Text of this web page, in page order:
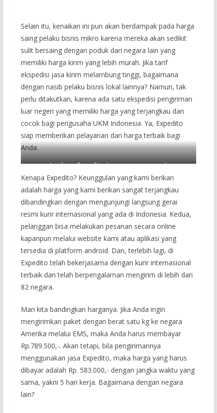
Selain itu, kenaikan ini pun akan berdampak pada harga
saing pelaku bisnis mikro karena mereka akan sedikit
sulit bersaing dengan poduk dari negara lain yang
memiliki harga kirim yang lebih murah. Jika tarif
ekspedisi jasa kirim melambung tinggi, bagaimana
dengan nasib pelaku bisnis lokal lainnya? Namun, tak
perlu ditakutkan, karena ada satu ekspedisi pengiriman
luar negeri yang memiliki harga yang terjangkau dan
cocok bagi pengusaha UKM Indonesia. Ya, Expedito
siap memberikan pelayanan dan harga terbaik bagi
Anda.
Lambang Expedito. (www.expedito.co.id)
Kenapa Expedito? Keunggulan yang kami berikan
adalah harga yang kami berikan sangat terjangkau
dibandingkan dengan mengunjungi langsung gerai
resmi kurir internasional yang ada di Indonesia. Kedua,
pelanggan bisa melakukan pesanan secara online
kapanpun melalui website kami atau aplikasi yang
tersedia di platform android. Dan, terlebih lagi, di
Expedito telah bekerjasama dengan kurir internasional
terbaik dan telah berpengalaman mengirim di lebih dari
82 negara.
Mari kita bandingkan harganya. Jika Anda ingin
mengirimkan paket dengan berat satu kg ke negara
Amerika melalui EMS, maka Anda harus membayar
Rp.789.500,-. Akan tetapi, bila pengirimannya
menggunakan jasa Expedito, maka harga yang harus
dibayar adalah Rp. 583.000,- dengan jangka waktu yang
sama, yakni 5 hari kerja. Bagaimana dengan negara
lain?